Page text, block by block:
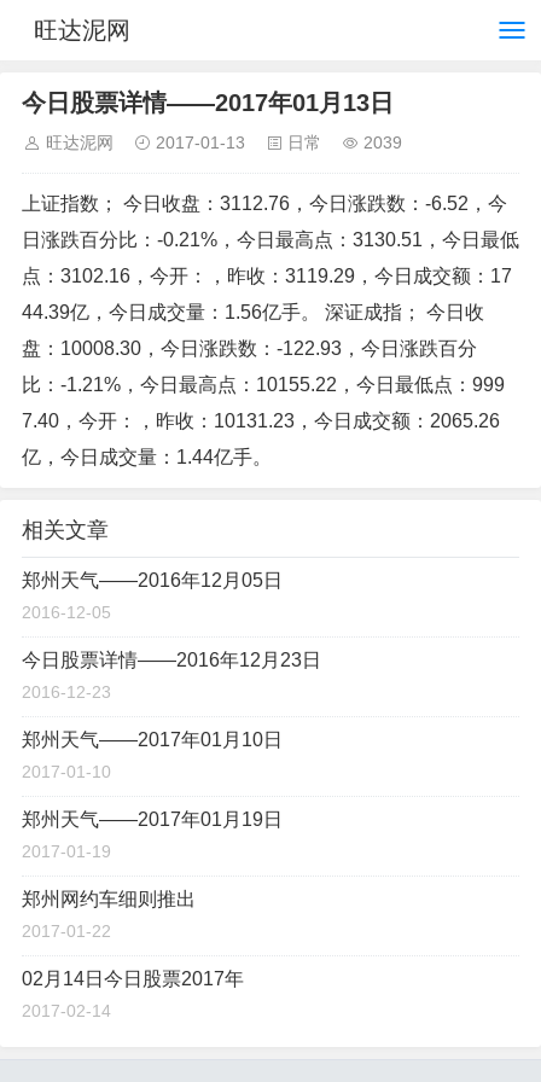
旺达泥网
今日股票详情——2017年01月13日
旺达泥网 2017-01-13 日常 2039
上证指数； 今日收盘：3112.76，今日涨跌数：-6.52，今
日涨跌百分比：-0.21%，今日最高点：3130.51，今日最低
点：3102.16，今开：，昨收：3119.29，今日成交额：17
44.39亿，今日成交量：1.56亿手。 深证成指； 今日收
盘：10008.30，今日涨跌数：-122.93，今日涨跌百分
比：-1.21%，今日最高点：10155.22，今日最低点：999
7.40，今开：，昨收：10131.23，今日成交额：2065.26
亿，今日成交量：1.44亿手。
相关文章
郑州天气——2016年12月05日
2016-12-05
今日股票详情——2016年12月23日
2016-12-23
郑州天气——2017年01月10日
2017-01-10
郑州天气——2017年01月19日
2017-01-19
郑州网约车细则推出
2017-01-22
02月14日今日股票2017年
2017-02-14